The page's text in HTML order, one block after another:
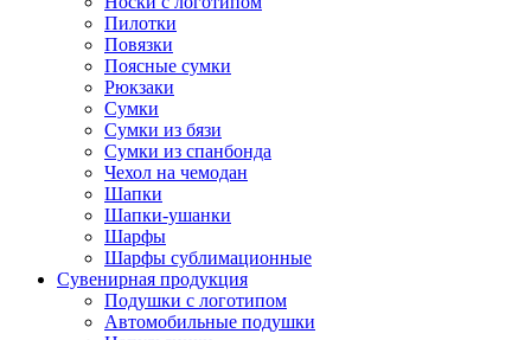
Пилотки
Повязки
Поясные сумки
Рюкзаки
Сумки
Сумки из бязи
Сумки из спанбонда
Чехол на чемодан
Шапки
Шапки-ушанки
Шарфы
Шарфы сублимационные
Сувенирная продукция
Подушки с логотипом
Автомобильные подушки